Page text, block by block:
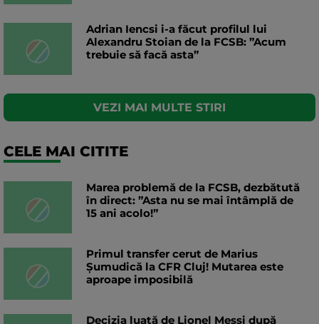
Adrian Iencsi i-a făcut profilul lui
Alexandru Stoian de la FCSB: ”Acum
trebuie să facă asta”
VEZI MAI MULTE STIRI
CELE MAI CITITE
Marea problemă de la FCSB, dezbătută
în direct: ”Asta nu se mai întâmplă de
15 ani acolo!”
Primul transfer cerut de Marius
Șumudică la CFR Cluj! Mutarea este
aproape imposibilă
Decizia luată de Lionel Messi după